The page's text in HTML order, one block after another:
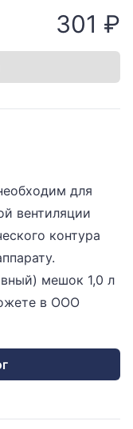
301 ₽
для
вентиляции
контура
мешок 1,0 л
в ООО